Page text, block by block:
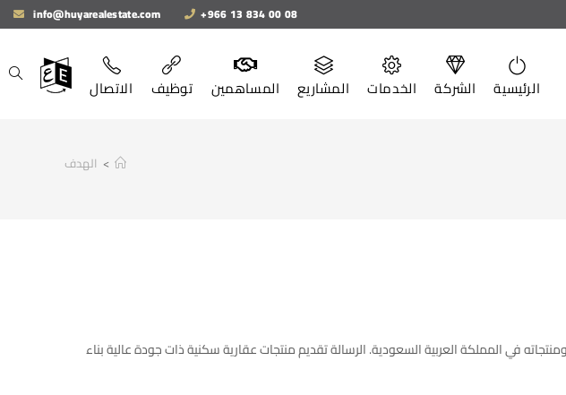
+966 13 834 00 08
info@huyarealestate.com
الرئيسية الشركة الخدمات المشاريع المساهمين توظيف الاتصال
> الهدف
في المملكة العربية السعودية. الرسالة تقديم منتجات عقارية سكنية ذات جودة عالية بناء